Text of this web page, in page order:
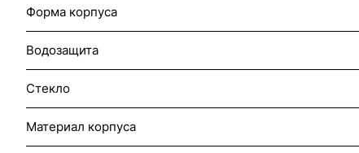
Форма корпуса
Водозащита
Стекло
Материал корпуса